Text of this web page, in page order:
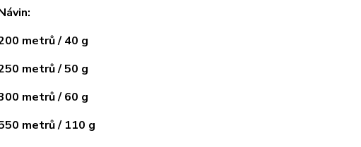
metrů / 40 g
metrů / 50 g
metrů / 60 g
metrů / 110 g